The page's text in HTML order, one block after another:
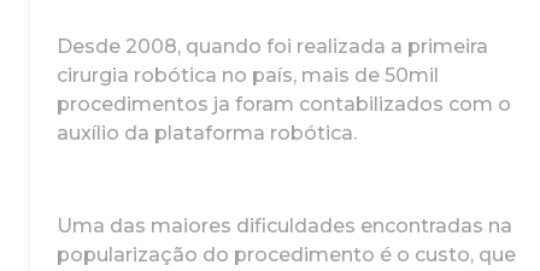
Desde 2008, quando foi realizada a primeira
cirurgia robótica no país, mais de 50mil
procedimentos ja foram contabilizados com o
auxílio da plataforma robótica.⠀
Uma das maiores dificuldades encontradas na
popularização do procedimento é o custo, que